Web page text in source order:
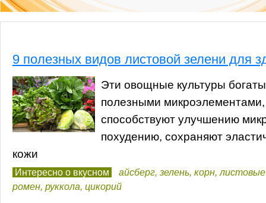
9 полезных видов листовой зелени для
Эти овощные культуры
полезными
способствуют улучшению
похудению, сохраняют
кожи
Интересно о вкусном айсберг, зелень, корн,
ромен, руккола, цикорий